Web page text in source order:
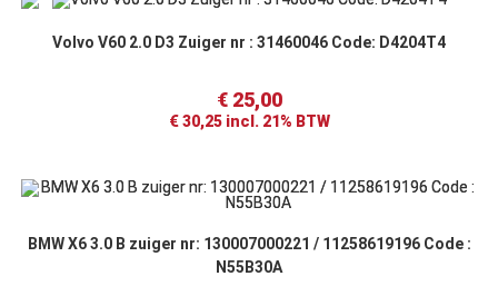
Volvo V60 2.0 D3 Zuiger nr : 31460046 Code: D4204T4
€25,00
€30,25incl. 21% BTW
BMW X6 3.0 B zuiger nr: 130007000221 / 11258619196 Code :
N55B30A